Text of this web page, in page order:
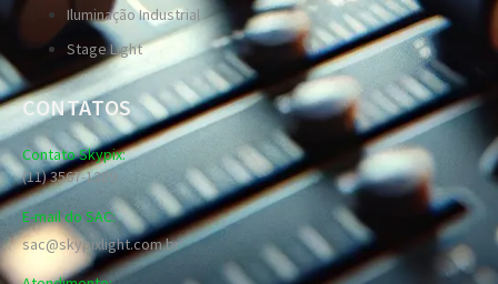
Iluminação Industrial
Stage Light
CONTATOS
Contato Skypix:
(11) 3567-1289
E-mail do SAC:
sac@skypixlight.com.br